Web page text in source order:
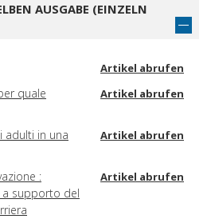
AUSGABE (EINZELN
Artikel abrufen
quale
Artikel abrufen
adulti in una
Artikel abrufen
:
a supporto del
Artikel abrufen